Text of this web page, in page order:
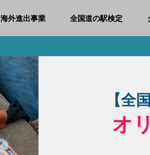
海外進出事業 全国道の駅検定
【全
オ